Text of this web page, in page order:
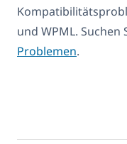
und WPML. Suchen
Problemen.